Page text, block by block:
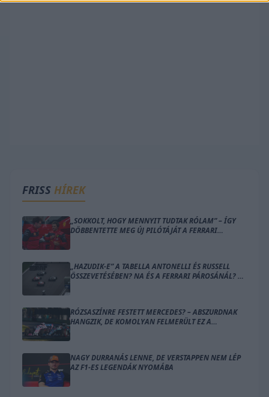
FRISS HÍREK
„SOKKOLT, HOGY MENNYIT TUDTAK RÓLAM” – ÍGY
DÖBBENTETTE MEG ÚJ PILÓTÁJÁT A FERRARI
„HAZUDIK-E” A TABELLA ANTONELLI ÉS RUSSELL
ÖSSZEVETÉSÉBEN? NA ÉS A FERRARI PÁROSÁNÁL? –
RÓZSASZÍNRE FESTETT MERCEDES? – ABSZURDNAK
HANGZIK, DE KOMOLYAN FELMERÜLT EZ A
NAGY DURRANÁS LENNE, DE VERSTAPPEN NEM LÉP
AZ F1-ES LEGENDÁK NYOMÁBA